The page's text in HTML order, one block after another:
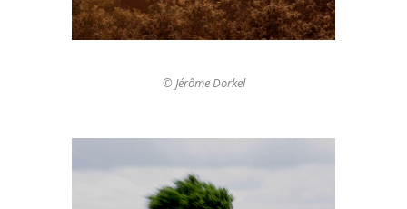
© Jérôme Dorkel